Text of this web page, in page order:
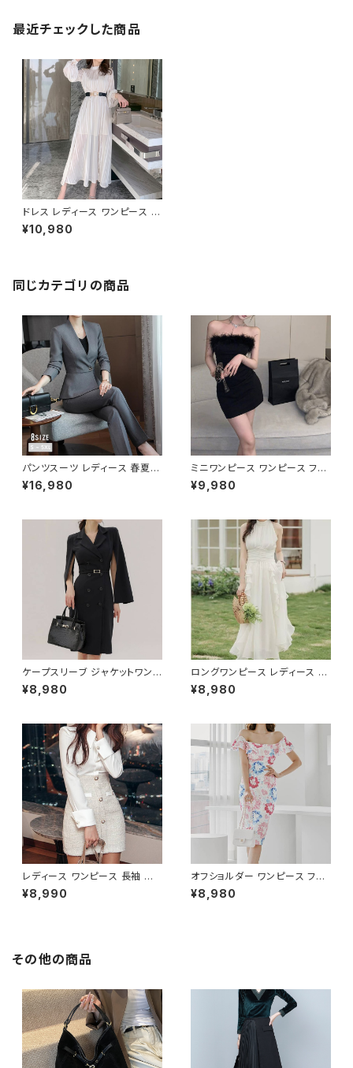
最近チェックした商品
ドレス レディース ワンピース 春
夏 秋冬 春 夏 秋 冬 ドレスワン
ピース シースルー シフォンワン
グドレス マキシワンピース パー
ティードレス 結婚式 オフィス カ
出かけ お呼ばれ アイボリー 10
代 20代 30代 40代 C-OSS0
047
¥10,980
同じカテゴリの商品
パンツスーツ レディース 春夏
秋冬 春 夏 秋 冬 黒 紺 スーツ
上下セット 2点セット ジャケット
ビジネススーツ ロング パンツス
ーツ ロングパンツ ペプラム ノー
カラースーツ ペプラムジャケット
レディーススーツ 大きいサイズ
オフィス OL オフィスカジュアル
ビジネス 結婚式 パーティー お
呼ばれ ブラック ネイビー グレ
ー S M L XL 2XL 3XL 4XL 5
XL 10代 20代 30代 40代 C-
WAW1079
¥16,980
ミニワンピース ワンピース フェ
ザーデザイン タイトワンピース
チューブトップ レディース 春夏
ワンピドレス OL エレガント フ
ォーマル ブラック ボルドー ホワ
イト 大きいサイズ きれいめ ドレ
スワンピース お呼ばれ 韓国 フ
ァッション オフィスカジュアル 韓
国風 キャバドレス ナイトドレス
ナイトワンピ カジュアル 10代 2
0代 30代 40代 C-OSS0127
¥9,980
ケープスリーブ ジャケットワンピ
ース ベルト付き ワンピース レデ
ィース 長袖 襟付き タイト スー
ート 二次会 結婚式 春 夏 秋 冬
お呼ばれ ブラック ベージュ お
しゃれ 高見え 20代 30代 40代
フォーマル 体型カバー 人気 トレ
ンド C-OSS0136
¥8,980
ロングワンピース レディース シ
フォン フリル ハイネック ノース
リーブ フレア Aライン エレガン
秋 冬 お呼ばれ デート 食事会
フォーマル リゾート パーティー
人気 大人可愛い ホワイト C-O
¥8,980
レディース ワンピース 長袖 シャ
ツワンピース ツイード切替 ミニ
ワンピース 上品 フォーマル ホ
冬 着痩せ効果 きちんと見え カ
¥8,990
オフショルダー ワンピース フラ
ワー柄 タイトワンピース ドレス
花柄ワンピ 春夏 エレガント 大
¥8,980
その他の商品